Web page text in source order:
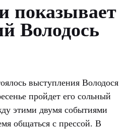
показывает
Володось
выступления Володося
пройдет его сольный
этими двумя событиями
общаться с прессой. В